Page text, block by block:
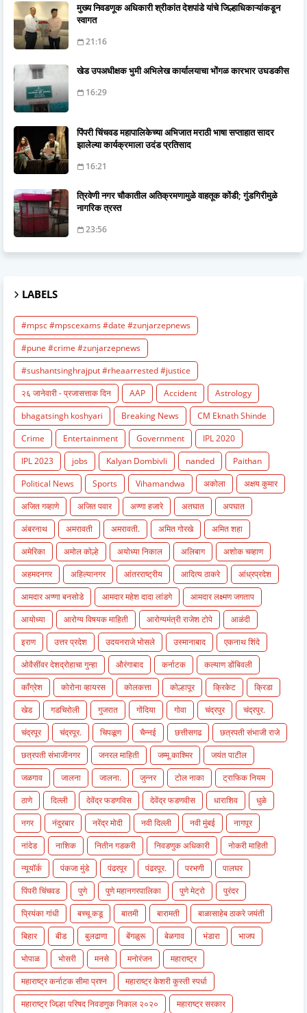
मुख्य निवडणूक अधिकारी श्रीकांत देशपांडे यांचे जिल्हाधिकाऱ्यांकडून
स्वागत
21:16
खेड उपअधीक्षक भुमी अभिलेख कार्यालयाचा भोंगळ कारभार उघडकीस
16:29
पिंपरी चिंचवड महापालिकेच्या अभिजात मराठी भाषा सप्ताहात सादर
झालेल्या कार्यक्रमाला उदंड प्रतिसाद
16:21
त्रिवेणी नगर चौकातील अतिक्रमणामुळे वाहतूक कोंडी; गुंडगिरीमुळे
नागरिक त्रस्त
23:56
LABELS
#mpsc #mpscexams #date #zunjarzepnews
#pune #crime #zunjarzepnews
#sushantsinghrajput #rheaarrested #justice
२६ जानेवारी - प्रजासत्ताक दिन
AAP Accident
Astrology
bhagatsingh koshyari
Breaking News
CM Eknath Shinde
Crime
Entertainment Government
IPL 2020
IPL 2023
jobs Kalyan Dombivli nanded
Paithan
Political News
Sports Vihamandwa अकोला
अक्षय कुमार
अजित गव्हाणे
अजित पवार अण्णा हजारे अतघात
अपघात
अंबरनाथ
अमरावती अमरावती. अमित गोरखे
अमित शहा
अमेरिका
अमोल कोल्हे अयोध्या निकाल अलिबाग
अशोक चव्हाण
अहमदनगर
अहिल्यानगर आंतरराष्ट्रीय आदित्य ठाकरे
आंध्रप्रदेश
आमदार अण्णा बनसोडे
आमदार महेश दादा लांडगे
आमदार लक्ष्मण जगताप
आयोध्या
आरोग्य विषयक माहिती आरोग्यमंत्री राजेश टोपे
आळंदी
इराण
उत्तर प्रदेश उदयनराजे भोसले उस्मानाबाद
एकनाथ शिंदे
ओवैसींवर देशद्रोहाचा गुन्हा
औरंगाबाद कर्नाटक
कल्याण डोंबिवली
काँग्रेश
कोरोना व्हायरस कोलकत्ता कोल्हापूर क्रिकेट
क्रिडा
खेड
गडचिरोली गुजरात गोंदिया गोवा चंद्रपुर
चंद्रपुर.
चंद्रपूर
चंद्रपूर. चिपळूण चैन्नई छत्तीसगढ
छत्रपती संभाजी राजे
छत्रपती संभाजीनगर
जनरल माहिती जम्मू काश्मिर
जयंत पाटील
जळगाव
जालना जालना. जुन्नर टोल नाका
ट्राफिक नियम
ठाणे
दिल्ली देवेंद्र फडणविस देवेंद्र फडणवीस धाराशिव
धुळे
नगर
नंदुरबार नरेंद्र मोदी नवी दिल्ली नवी मुंबई
नागपूर
नांदेड
नाशिक नितीन गडकरी निवडणुक अधिकारी
नोकरी माहिती
न्यूयॉर्क
पंकजा मुंडे पंढरपूर पंढरपूर. परभणी
पालघर
पिंपरी चिंचवड
पुणे पुणे महानगरपालिका पुणे मेट्रो
पुरंदर
प्रियंका गांधी
बच्चू कडू बातमी बारामती
बाळासाहेब ठाकरे जयंती
बिहार
बीड बुलढाणा बेंगळुरू बेळगाव भंडारा
भाजप
भोपाळ
भोसरी मनसे मनोरंजन
महाराष्ट्र
महाराष्ट्र कर्नाटक सीमा प्रश्न
महाराष्ट्र केशरी कुस्ती स्पर्धा
महाराष्ट्र जिल्हा परिषद निवडणुक निकाल २०२०
महाराष्ट्र सरकार